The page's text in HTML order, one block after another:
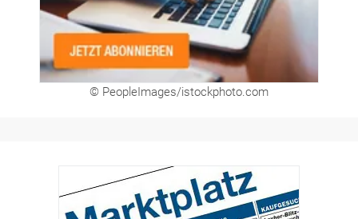
© PeopleImages/istockphoto.com